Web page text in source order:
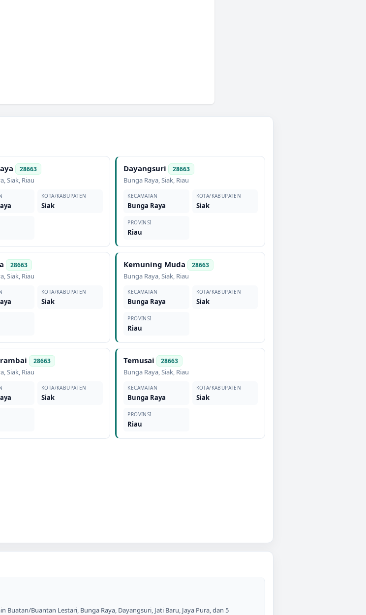
28663
,Siak, Riau
KOTA/KABUPATEN
Siak
Dayangsuri 28663
Bunga Raya,Siak, Riau
KECAMATAN
Bunga Raya
KOTA/KABUPATEN
Siak
PROVINSI
Riau
28663
,Siak, Riau
KOTA/KABUPATEN
Siak
Kemuning Muda 28663
Bunga Raya,Siak, Riau
KECAMATAN
Bunga Raya
KOTA/KABUPATEN
Siak
PROVINSI
Riau
28663
,Siak, Riau
KOTA/KABUPATEN
Siak
Temusai 28663
Bunga Raya,Siak, Riau
KECAMATAN
Bunga Raya
KOTA/KABUPATEN
Siak
PROVINSI
Riau
Buantan Lestari, Bunga Raya, Dayangsuri, Jati Baru, Jaya Pura, dan 5